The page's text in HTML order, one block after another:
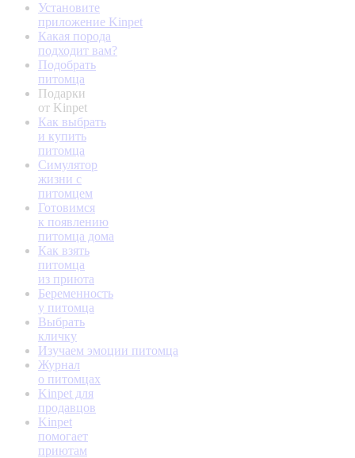
Установите
приложение Kinpet
Какая порода
подходит вам?
Подобрать
питомца
Подарки
от Kinpet
Как выбрать
и купить
питомца
Симулятор
жизни с
питомцем
Готовимся
к появлению
питомца дома
Как взять
питомца
из приюта
Беременность
у питомца
Выбрать
кличку
Изучаем эмоции питомца
Журнал
о питомцах
Kinpet для
продавцов
Kinpet
помогает
приютам